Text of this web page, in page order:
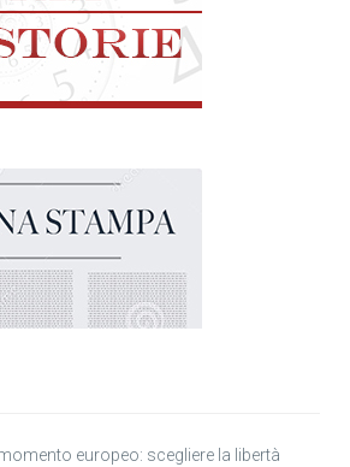
europeo: scegliere la libertà